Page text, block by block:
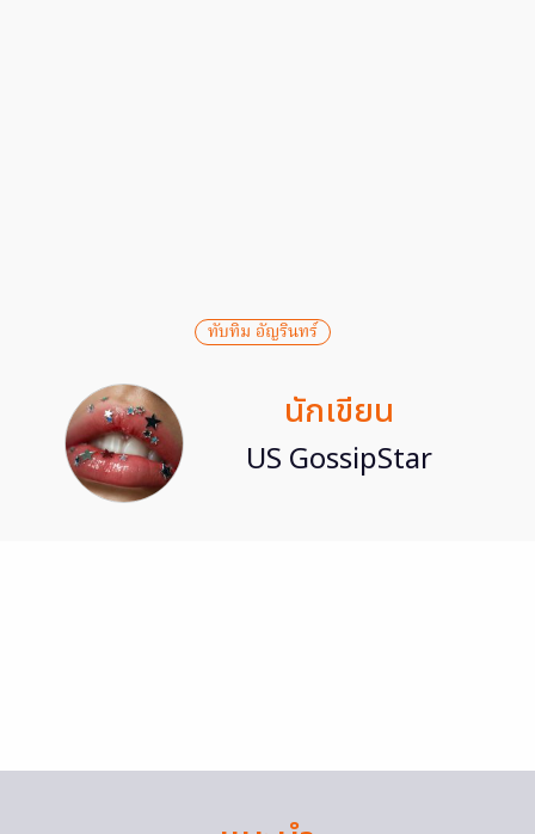
ทับทิม อัญรินทร์
นักเขียน
US GossipStar